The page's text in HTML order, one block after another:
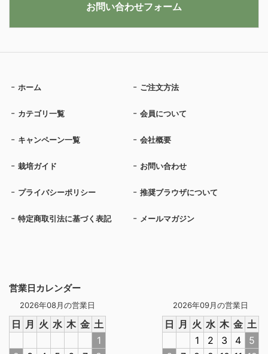
営業日カレンダー
2026年08月の営業日
日 月 火 水 木 金 土
1
2026年09月の営業日
日 月 火 水 木 金 土
1
2 3 4
5
ホーム ご注文方法
カテゴリ一覧 会員について
キャンペーン一覧 会社概要
栽培ガイド お問い合わせ
プライバシーポリシー 推奨ブラウザについて
特定商取引法に基づく表記 メールマガジン
お問い合わせフォーム